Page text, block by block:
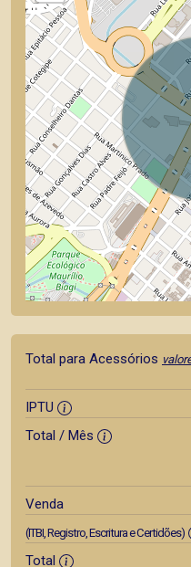
Total para Acessórios
IPTU
Total / Mês
Venda
(ITBI, Registro, Escritura e Certidões)
Total